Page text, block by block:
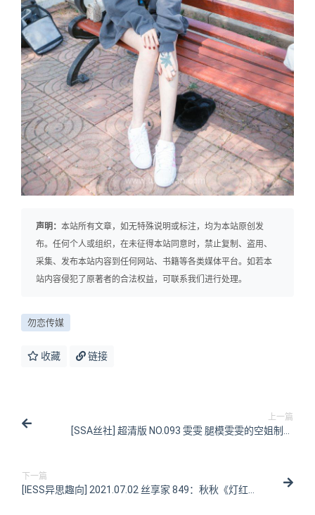
声明： 本站所有文章，如无特殊说明或标注，均为本站原创发
布。任何个人或组织，在未征得本站同意时，禁止复制、盗用、
采集、发布本站内容到任何网站、书籍等各类媒体平台。如若本
站内容侵犯了原著者的合法权益，可联系我们进行处理。
勿恋传媒
收藏 链接
上一篇
[SSA丝社] 超清版 NO.093 雯雯 腿模雯雯的空姐制服
下一篇
[IESS异思趣向] 2021.07.02 丝享家 849：秋秋《灯红酒